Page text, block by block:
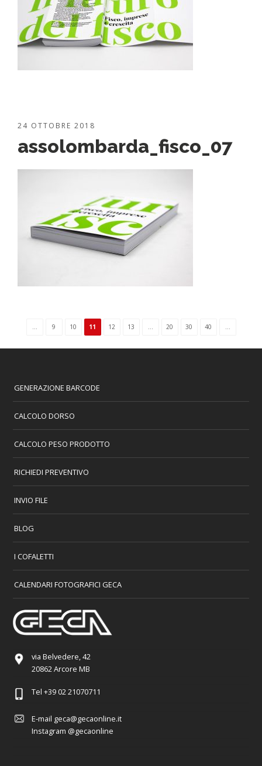
24 OTTOBRE 2018
assolombarda_fisco_07
... 9 10 11 12 13 ... 20 30 40 ...
GENERAZIONE BARCODE
CALCOLO DORSO
CALCOLO PESO PRODOTTO
RICHIEDI PREVENTIVO
INVIO FILE
BLOG
I COFALETTI
CALENDARI FOTOGRAFICI GECA
via Belvedere, 42
20862 Arcore MB
Tel +39 02 21070711
E-mail geca@gecaonline.it
Instagram @gecaonline